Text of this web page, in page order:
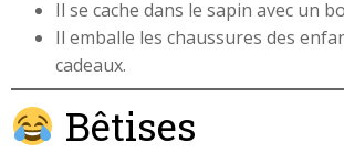
Il se cache dans le sapin avec un
Il emballe les chaussures des
cadeaux.
Bêtises